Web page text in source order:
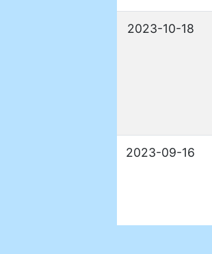
2023-10-18
2023-09-16